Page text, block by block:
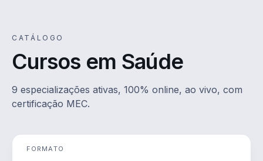
CATÁLOGO
Cursos em Saúde
9 especializações ativas, 100% online, ao vivo, com
certificação MEC.
FORMATO